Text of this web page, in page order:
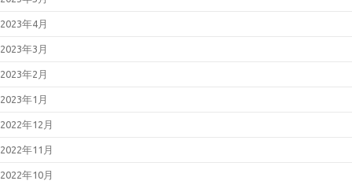
2023年4月
2023年3月
2023年2月
2023年1月
2022年12月
2022年11月
2022年10月